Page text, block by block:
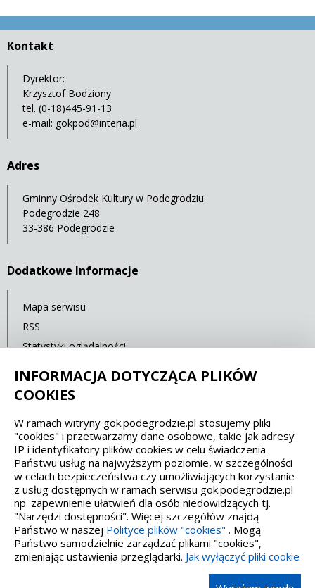
Kontakt
Dyrektor:
Krzysztof Bodziony
tel. (0-18)445-91-13
e-mail: gokpod@interia.pl
Adres
Gminny Ośrodek Kultury w Podegrodziu
Podegrodzie 248
33-386 Podegrodzie
Dodatkowe Informacje
Mapa serwisu
RSS
Statystyki oglądalności
Spełniamy standardy dostępności oraz W3C
WCAG 2.1 SECTION 508 EAA/EN 301549
IS 5568
INFORMACJA DOTYCZĄCA PLIKÓW
COOKIES
W ramach witryny gok.podegrodzie.pl stosujemy pliki
"cookies" i przetwarzamy dane osobowe, takie jak adresy
IP i identyfikatory plików cookies w celu świadczenia
Państwu usług na najwyższym poziomie, w szczególności
w celach bezpieczeństwa czy umożliwiających korzystanie
z usług dostępnych w ramach serwisu gok.podegrodzie.pl
np. zapewnienie ułatwień dla osób niedowidzących tj.
"Narzędzi dostępności". Więcej szczegółów znajdą
Państwo w naszej Polityce plików "cookies" . Mogą
Państwo samodzielnie zarządzać plikami "cookies",
zmieniając ustawienia przeglądarki. Jak wyłączyć pliki cookie